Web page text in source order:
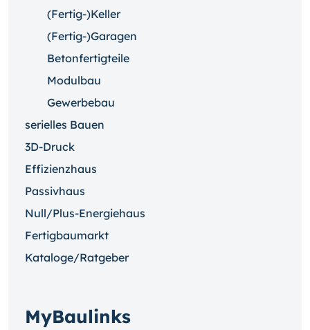
(Fertig-)Keller
(Fertig-)Garagen
Betonfertigteile
Modulbau
Gewerbebau
serielles Bauen
3D-Druck
Effizienzhaus
Passivhaus
Null/Plus-Energiehaus
Fertigbaumarkt
Kataloge/Ratgeber
MyBaulinks